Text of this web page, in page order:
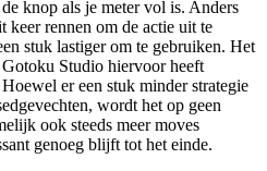
knop als je meter vol is. Anders
keer rennen om de actie uit te
stuk lastiger om te gebruiken. Het
Studio hiervoor heeft
er een stuk minder strategie
wordt het op geen
ook steeds meer moves
genoeg blijft tot het einde.